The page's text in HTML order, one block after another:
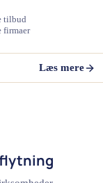
tilbud
firmaer
Læs mere